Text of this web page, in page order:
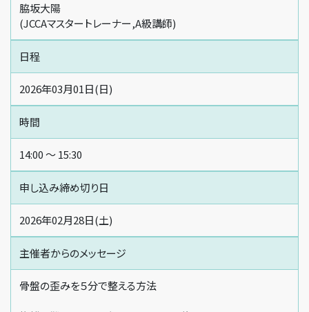
脇坂大陽
(JCCAマスタートレーナー,A級講師)
日程
2026年03月01日(日)
時間
14:00 〜 15:30
申し込み締め切り日
2026年02月28日(土)
主催者からのメッセージ
骨盤の歪みを５分で整える方法